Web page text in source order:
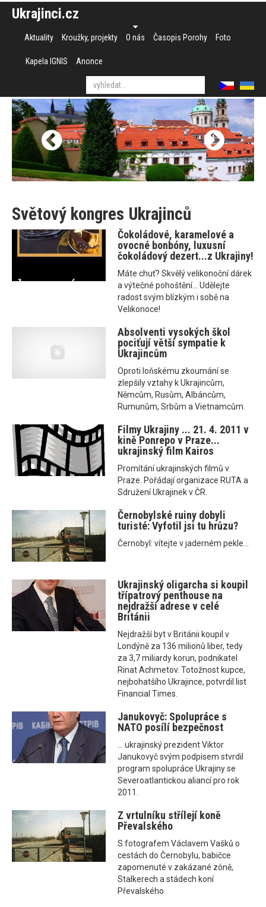
Ukrajinci.cz
Aktuality Kroužky, projekty O nás Časopis Porohy Foto
Kapela IGNIS Anonce
Světový kongres Ukrajinců
Čokoládové, karamelové a
ovocné bonbóny, luxusní
čokoládový dezert...z Ukrajiny!
Máte chuť? Skvělý velikonoční dárek
a výtečné pohoštění... Udělejte
radost svým blízkým i sobě na
Velikonoce!
Absolventi vysokých škol
pociťují větší sympatie k
Ukrajincům
Oproti loňskému zkoumání se
zlepšily vztahy k Ukrajincům,
Němcům, Rusům, Albáncům,
Rumunům, Srbům a Vietnamcům.
Filmy Ukrajiny ... 21. 4. 2011 v
kině Ponrepo v Praze...
ukrajinský film Kairos
Promítání ukrajinských filmů v
Praze. Pořádají organizace RUTA a
Sdružení Ukrajinek v ČR.
Černobylské ruiny dobyli
turisté: Vyfotil jsi tu hrůzu?
Černobyl: vítejte v jaderném pekle...
Ukrajinský oligarcha si koupil
třípatrový penthouse na
nejdražší adrese v celé
Británii
Nejdražší byt v Británii koupil v
Londýně za 136 milionů liber, tedy
za 3,7 miliardy korun, podnikatel
Rinat Achmetov. Totožnost kupce,
nejbohatšího Ukrajince, potvrdil list
Financial Times.
Janukovyč: Spolupráce s
NATO posílí bezpečnost
... ukrajinský prezident Viktor
Janukovyč svým podpisem stvrdil
program spolupráce Ukrajiny se
Severoatlantickou aliancí pro rok
2011.
Z vrtulníku střílejí koně
Převalského
S fotografem Václavem Vašků o
cestách do Černobylu, babičce
zapomenuté v zakázané zóně,
Stalkerech a stádech koní
Převalského